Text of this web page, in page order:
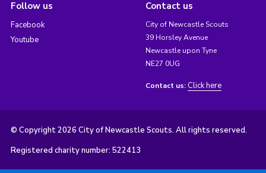
Follow us
Facebook
Youtube
Contact us
City of Newcastle Scouts
39 Horsley Avenue
Newcastle upon Tyne
NE27 0UG
Contact us: Click here
© Copyright 2026 City of Newcastle Scouts. All rights reserved.
Registered charity number: 522413